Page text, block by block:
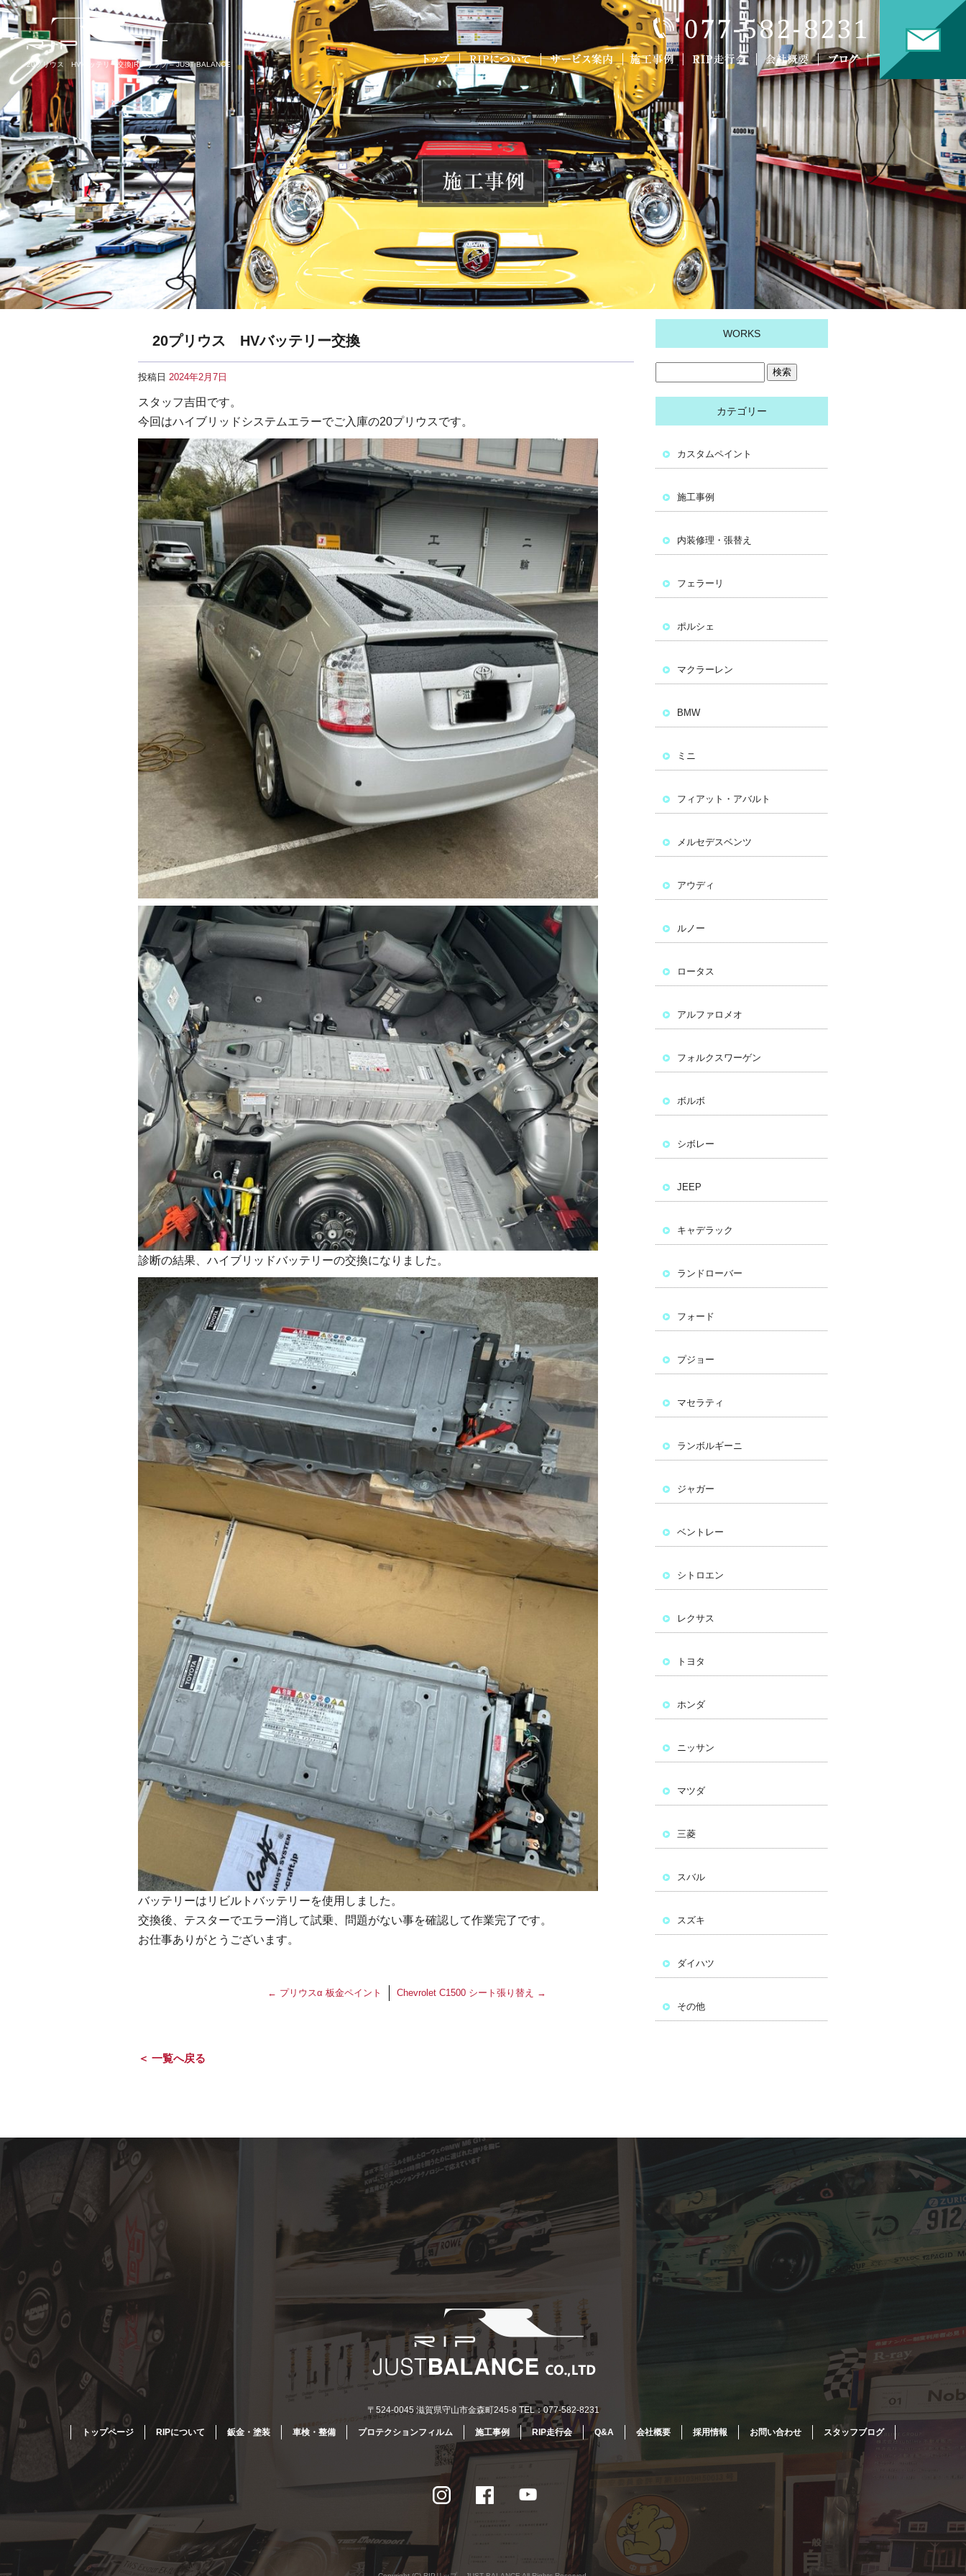
20プリウス HVバッテリー交換|RIPリップ – JUST BALANCE
20プリウス HVバッテリー交換
投稿日 2024年2月7日
スタッフ吉田です。
今回はハイブリッドシステムエラーでご入庫の20プリウスです。
診断の結果、ハイブリッドバッテリーの交換になりました。
バッテリーはリビルトバッテリーを使用しました。
交換後、テスターでエラー消して試乗、問題がない事を確認して作業完了です。
お仕事ありがとうございます。
← プリウスα 板金ペイント Chevrolet C1500 シート張り替え →
＜ 一覧へ戻る
WORKS
カテゴリー
カスタムペイント
施工事例
内装修理・張替え
フェラーリ
ポルシェ
マクラーレン
BMW
ミニ
フィアット・アバルト
メルセデスベンツ
アウディ
ルノー
ロータス
アルファロメオ
フォルクスワーゲン
ボルボ
シボレー
JEEP
キャデラック
ランドローバー
フォード
プジョー
マセラティ
ランボルギーニ
ジャガー
ベントレー
シトロエン
レクサス
トヨタ
ホンダ
ニッサン
マツダ
三菱
スバル
スズキ
ダイハツ
その他
トップページ RIPについて 鈑金・塗装 車検・整備 プロテクションフィルム 施工事例 RIP走行会 Q&A 会社概要 採用情報 お問い合わせ スタッフブログ
〒524-0045 滋賀県守山市金森町245-8 TEL：077-582-8231